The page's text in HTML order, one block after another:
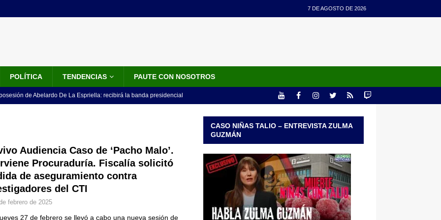
7 DE AGOSTO DE 2026
POLÍTICA TENDENCIAS PAUTE CON NOSOTROS
de Abelardo De La Espriella: recibirá la banda presidencial
LO ÚLTIMO
detrás de la banda presidencial que portará Abelardo De La
de un sastre colombiano reconocido en el mundo
Fiscalía amplía investigación por presunto lavado de activos y
Audiencia Caso de ‘Pacho Malo’.
Procuraduría. Fiscalía solicitó
de aseguramiento contra
del CTI
febrero de 2025
27 de febrero se llevó a cabo una nueva sesión de
CASO NIÑAS TALIO – ENTREVISTA ZULMA
GUZMÁN